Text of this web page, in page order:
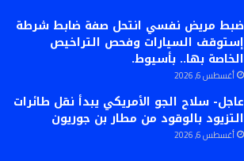
ضبط مريض نفسي انتحل صفة ضابط شرطة
إستوقف السيارات وفحص التراخيص
الخاصة بها.. بأسيوط.
أغسطس 6, 2026
عاجل- سلاح الجو الأمريكي يبدأ نقل طائرات
التزيود بالوقود من مطار بن جوريون
أغسطس 6, 2026